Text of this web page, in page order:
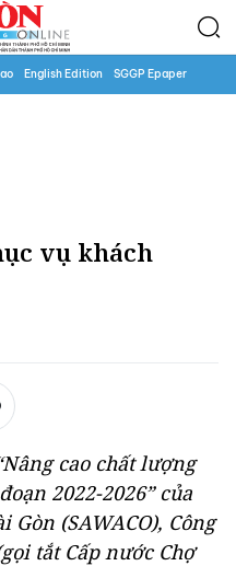
English Edition SGGP Epaper
vụ khách
cao chất lượng
2022-2026” của
Gòn (SAWACO), Công
tắt Cấp nước Chợ